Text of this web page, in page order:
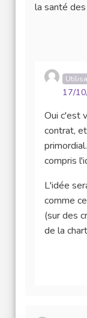
la santé
17/
Oui c'est
contrat,
compris
L'idée
comme
(sur des
de la